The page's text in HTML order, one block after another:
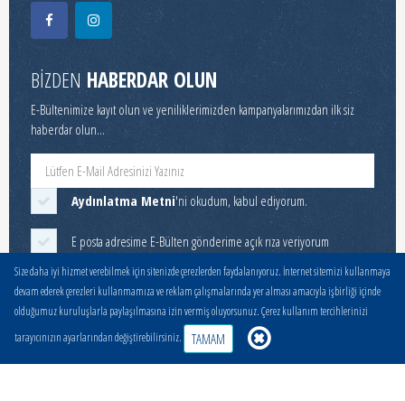
Size daha iyi hizmet verebilmek için sitenizde çerezlerden faydalanıyoruz. İnternet sitemizi kullanmaya
devam ederek çerezleri kullanmamıza ve reklam çalışmalarında yer alması amacıyla işbirliği içinde
olduğumuz kuruluşlarla paylaşılmasına izin vermiş oluyorsunuz. Çerez kullanım tercihlerinizi
tarayıcınızın ayarlarından değiştirebilirsiniz.
TAMAM
BİZDEN HABERDAR OLUN
E-Bültenimize kayıt olun ve yeniliklerimizden kampanyalarımızdan ilk siz
haberdar olun...
Aydınlatma Metni'ni okudum, kabul ediyorum.
E posta adresime E-Bülten gönderime açık rıza veriyorum
GÖNDER